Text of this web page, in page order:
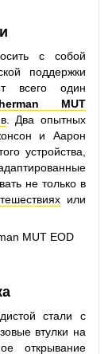
с собой
поддержки
всего один
MUT
. Два опытных
и Аарон
устройства,
не только в
или
стали с
втулки на
открывание